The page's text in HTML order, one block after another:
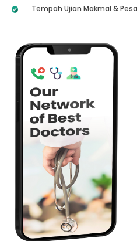
Tempah Ujian Makmal &